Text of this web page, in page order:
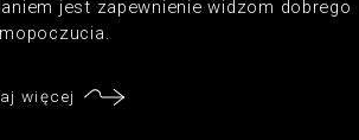
jest zapewnienie widzom dobrego
więcej